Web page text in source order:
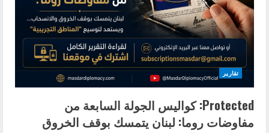
تقارير
Protected: كواليس الجولة السابعة من
مفاوضات روما: لبنان يتمسك بوقف الخروق